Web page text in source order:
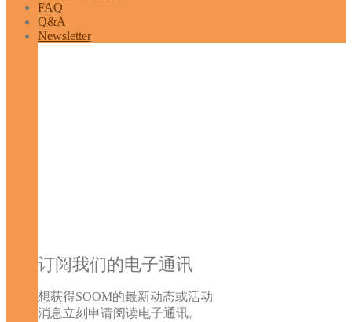
FAQ
Q&A
Newsletter
订阅我们的电子通讯
想获得SOOM的最新动态或活动
消息立刻申请阅读电子通讯。